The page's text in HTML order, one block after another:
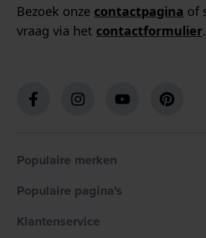
Bezoek onze contactpagina of
vraag via het contactformulier.
Populaire merken
Populaire pagina's
Klantenservice